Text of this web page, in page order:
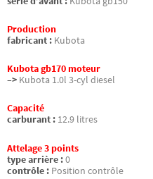
Production
fabricant : Kubota
Kubota gb170 moteur
–> Kubota 1.0l 3-cyl diesel
Capacité
carburant : 12.9 litres
Attelage 3 points
type arrière :0
contrôle : Position contrôle